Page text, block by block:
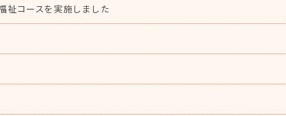
コースを実施しました